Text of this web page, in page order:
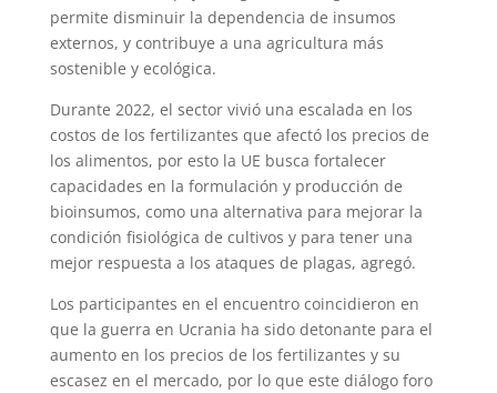
permite disminuir la dependencia de insumos
externos, y contribuye a una agricultura más
sostenible y ecológica.
Durante 2022, el sector vivió una escalada en los
costos de los fertilizantes que afectó los precios de
los alimentos, por esto la UE busca fortalecer
capacidades en la formulación y producción de
bioinsumos, como una alternativa para mejorar la
condición fisiológica de cultivos y para tener una
mejor respuesta a los ataques de plagas, agregó.
Los participantes en el encuentro coincidieron en
que la guerra en Ucrania ha sido detonante para el
aumento en los precios de los fertilizantes y su
escasez en el mercado, por lo que este diálogo foro